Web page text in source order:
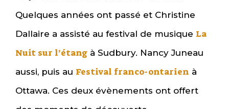
Quelques années ont passé et Christine
Dallaire a assisté au festival de musique La
Nuit sur l’étang à Sudbury. Nancy Juneau
aussi, puis au Festival franco-ontarien à
Ottawa. Ces deux évènements ont offert